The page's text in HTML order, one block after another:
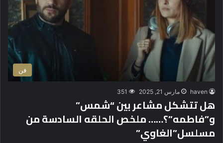
فن
haven مارس 21, 2025 351
هل تتشكل مشاعر بين “شمس”
و”فاطمه”؟…… ملخص الحلقه السادسة من
مسلسل”الغاوي”